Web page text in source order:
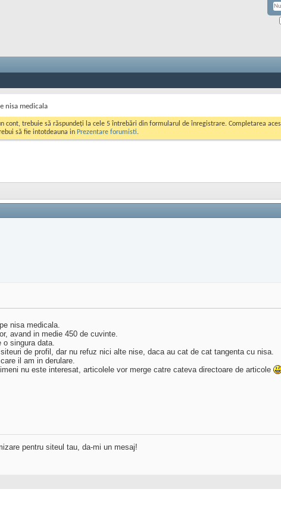
nisa medicala
cont, trebuie să răspundeți la cele 5 întrebări din formularul de înregistrare. Completarea
să fie intotdeauna in Prezentare forumisti.
nisa medicala.
avand in medie 450 de cuvinte.
o singura data.
de profil, dar nu refuz nici alte nise, daca au cat de cat tangenta cu nisa.
il am in derulare.
nu este interesat, articolele vor merge catre cateva directoare de articole
pentru siteul tau, da-mi un mesaj!